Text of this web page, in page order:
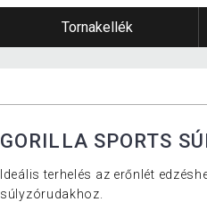
Tornakellék
GORILLA SPORTS
Ideális terhelés az erőnlét
súlyzórudakhoz.